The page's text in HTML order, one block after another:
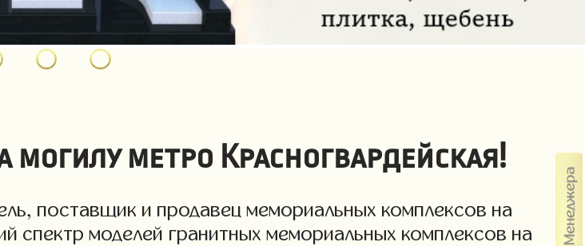
метро Красногвардейская!
поставщик и продавец мемориальных комплексов на
моделей гранитных мемориальных комплексов на